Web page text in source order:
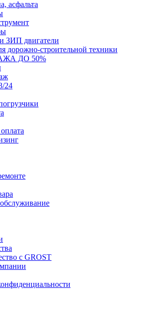
асфальта
ЗИП двигатели
дорожно-строительной техники
ДО 50%
24
с GROST